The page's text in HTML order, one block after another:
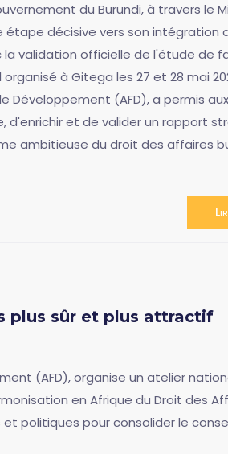
du Burundi, à travers le
étape décisive vers son intégration
la validation officielle de l'étude de
à Gitega les 27 et 28 mai
Développement (AFD), a permis
et de valider un rapport
ambitieuse du droit des affaires
plus sûr et plus attractif
(AFD), organise un atelier
en Afrique du Droit des
politiques pour consolider le